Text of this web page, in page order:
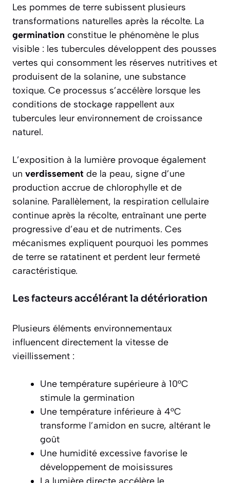
Les pommes de terre subissent plusieurs
transformations naturelles après la récolte. La
germination constitue le phénomène le plus
visible : les tubercules développent des pousses
vertes qui consomment les réserves nutritives et
produisent de la solanine, une substance
toxique. Ce processus s’accélère lorsque les
conditions de stockage rappellent aux
tubercules leur environnement de croissance
naturel.
L’exposition à la lumière provoque également
un verdissement de la peau, signe d’une
production accrue de chlorophylle et de
solanine. Parallèlement, la respiration cellulaire
continue après la récolte, entraînant une perte
progressive d’eau et de nutriments. Ces
mécanismes expliquent pourquoi les pommes
de terre se ratatinent et perdent leur fermeté
caractéristique.
Les facteurs accélérant la détérioration
Plusieurs éléments environnementaux
influencent directement la vitesse de
vieillissement :
Une température supérieure à 10°C
stimule la germination
Une température inférieure à 4°C
transforme l’amidon en sucre, altérant le
goût
Une humidité excessive favorise le
développement de moisissures